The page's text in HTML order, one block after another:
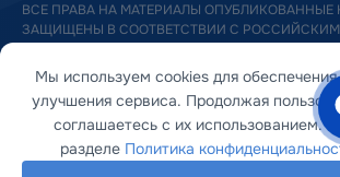
ВСЕ ПРАВА НА МАТЕРИАЛЫ ОПУБЛИКОВАННЫЕ
ЗАЩИЩЕНЫ В СООТВЕТСТВИИ С
И СМЕЖНЫХ ПРАВАХ
Мы используем cookies для
улучшения сервиса. Продолжая
соглашаетесь с их использованием.
разделе Политика